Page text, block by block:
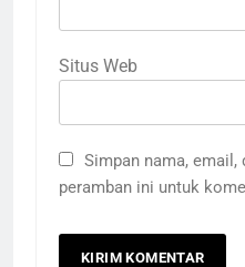
Situs Web
Simpan nama, email,
peramban ini untuk